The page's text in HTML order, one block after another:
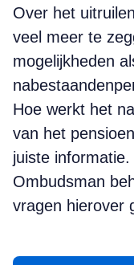
Over het
veel meer te
mogelijkheden
Hoe werkt het
van het
juiste
Ombudsman
vragen hierover